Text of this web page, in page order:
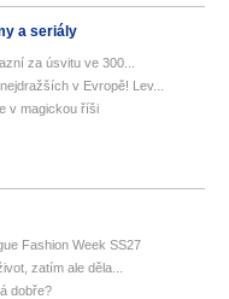
a seriály
za úsvitu ve 300...
v Evropě! Lev...
v magickou říši
Fashion Week SS27
zatím ale děla...
dobře?